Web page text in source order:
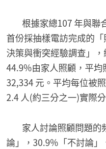
根據家總107 年與聯
首份採抽樣電訪完成的
決策與衝突經驗調查」，
44.9%由家人照顧，平
32,334 元。平均每位被
2.4 人(約三分之一)實際
家人討論照顧問題的
論」，30.9%「不討論